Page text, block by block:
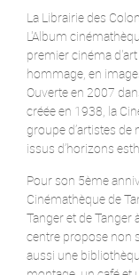
La Librairie des
L'Album
premier cinéma
hommage, en
Ouverte en 2007
créée en 1938, la
groupe d’artistes
issus d’horizons
Pour son 5ème
Cinémathèque de
Tanger et de Tanger
centre propose non
aussi une